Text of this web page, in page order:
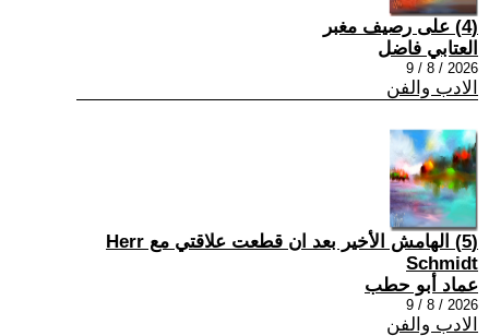
(4) على رصيف مغبر
العتابي فاضل
2026 / 8 / 9
الادب والفن
(5) الهامش الأخير بعد ان قطعت علاقتي مع Herr
Schmidt
عماد أبو حطب
2026 / 8 / 9
الادب والفن